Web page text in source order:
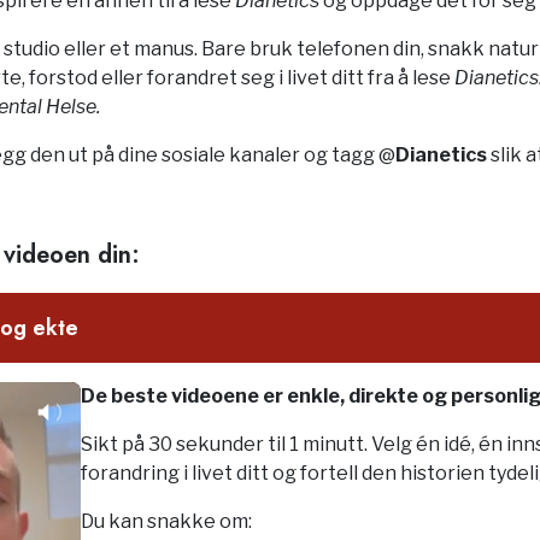
eller et manus. Bare bruk telefonen din, snakk
forstod eller forandret seg i livet ditt fra å lese
Helse.
den ut på dine sosiale kanaler og tagg @ Dianeticsslik
din:
ekte
De beste videoene er enkle, direkte og
Sikt på 30 sekunder til 1 minutt. Velg én idé, én
forandring i livet ditt og fortell den historien
Du kan snakke om: